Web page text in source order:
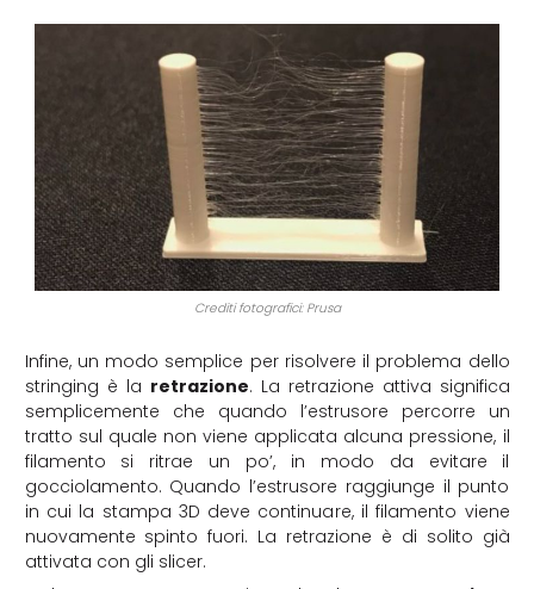
Crediti fotografici: Prusa
Infine, un modo semplice per risolvere il problema dello
stringing è la retrazione. La retrazione attiva significa
semplicemente che quando l’estrusore percorre un
tratto sul quale non viene applicata alcuna pressione, il
filamento si ritrae un po’, in modo da evitare il
gocciolamento. Quando l’estrusore raggiunge il punto
in cui la stampa 3D deve continuare, il filamento viene
nuovamente spinto fuori. La retrazione è di solito già
attivata con gli slicer.